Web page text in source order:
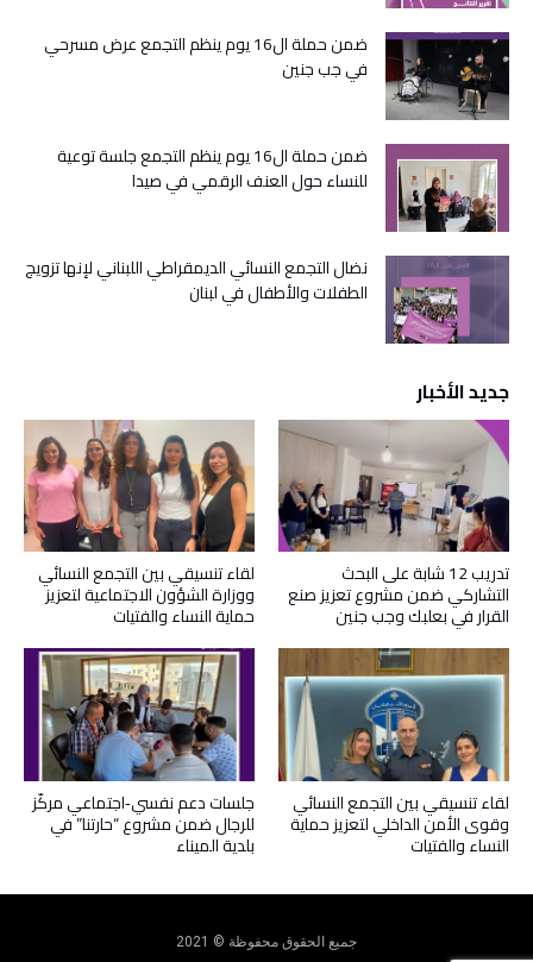
ضمن حملة ال16 يوم ينظم التجمع عرض مسرحي
في جب جنين
ضمن حملة ال16 يوم ينظم التجمع جلسة توعية
للنساء حول العنف الرقمي في صيدا
نضال التجمع النسائي الديمقراطي اللبناني لإنها تزويج
الطفلات والأطفال في لبنان
جديد الأخبار
لقاء تنسيقي بين التجمع النسائي
ووزارة الشؤون الاجتماعية لتعزيز
حماية النساء والفتيات
تدريب 12 شابة على البحث
التشاركي ضمن مشروع تعزيز صنع
القرار في بعلبك وجب جنين
جلسات دعم نفسي‑اجتماعي مركّز
للرجال ضمن مشروع “حارتنا” في
بلدية الميناء
لقاء تنسيقي بين التجمع النسائي
وقوى الأمن الداخلي لتعزيز حماية
النساء والفتيات
جميع الحقوق محفوظة © 2021